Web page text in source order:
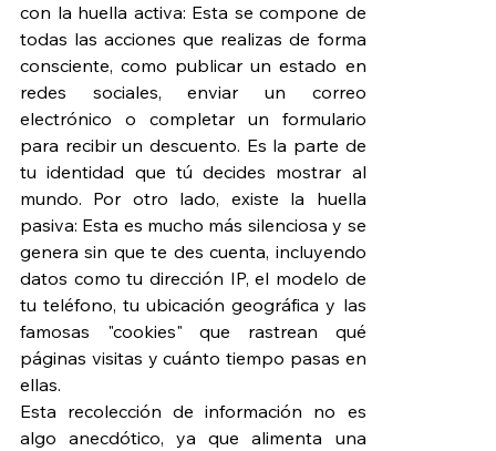
con la huella activa: Esta se compone de
todas las acciones que realizas de forma
consciente, como publicar un estado en
redes sociales, enviar un correo
electrónico o completar un formulario
para recibir un descuento. Es la parte de
tu identidad que tú decides mostrar al
mundo. Por otro lado, existe la huella
pasiva: Esta es mucho más silenciosa y se
genera sin que te des cuenta, incluyendo
datos como tu dirección IP, el modelo de
tu teléfono, tu ubicación geográfica y las
famosas "cookies" que rastrean qué
páginas visitas y cuánto tiempo pasas en
ellas.
Esta recolección de información no es
algo anecdótico, ya que alimenta una